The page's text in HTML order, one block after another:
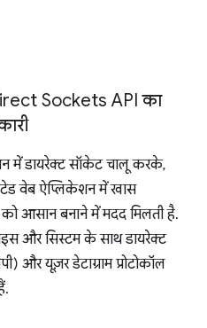
Sockets API का
में डायरेक्ट सॉकेट चालू करके,
वेब ऐप्लिकेशन में खास
आसान बनाने में मदद मिलती है.
और सिस्टम के साथ डायरेक्ट
और यूज़र डेटाग्राम प्रोटोकॉल